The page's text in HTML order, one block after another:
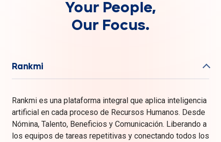
Your People,
Our Focus.
Rankmi
Rankmi es una plataforma integral que aplica inteligencia
artificial en cada proceso de Recursos Humanos. Desde
Nómina, Talento, Beneficios y Comunicación. Liberando a
los equipos de tareas repetitivas y conectando todos los